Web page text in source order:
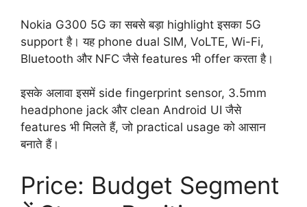
Nokia G300 5G का सबसे बड़ा highlight इसका 5G
support है। यह phone dual SIM, VoLTE, Wi-Fi,
Bluetooth और NFC जैसे features भी offer करता है।
इसके अलावा इसमें side fingerprint sensor, 3.5mm
headphone jack और clean Android UI जैसे
features भी मिलते हैं, जो practical usage को आसान
बनाते हैं।
Price: Budget Segment